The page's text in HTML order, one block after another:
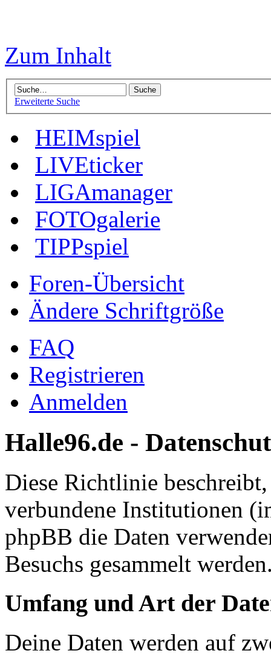
Zum Inhalt
Erweiterte Suche
HEIMspiel
LIVEticker
LIGAmanager
FOTOgalerie
TIPPspiel
Foren-Übersicht
Ändere Schriftgröße
FAQ
Registrieren
Anmelden
Halle96.de -
Diese Richtlinie
verbundene Institutionen
phpBB die Daten
Besuchs gesammelt
Umfang und Art der
Deine Daten werden auf